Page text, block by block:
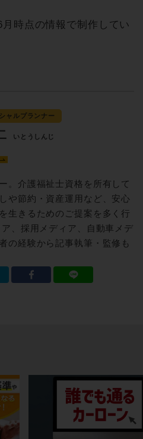
時点の情報で制作してい
ャルプランナー
いとうしんじ
。介護福祉士資格を所有して
や節約・資産運用など、安心
生きるためのご提案を多く行
、採用メディア、自動車メデ
の経験から記事執筆・監修も